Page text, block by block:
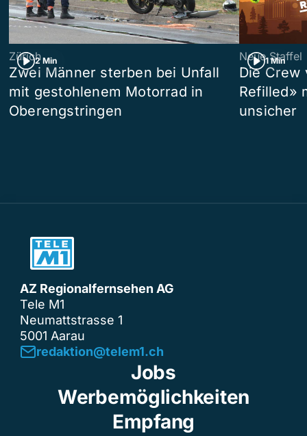
2 Min
Zürich
Zwei Männer sterben bei Unfall
mit gestohlenem Motorrad in
Oberengstringen
1 Min
Neue Staffel
Die Crew
Refilled»
unsicher
AZ Regionalfernsehen AG
Tele M1
Neumattstrasse 1
5001 Aarau
redaktion@telem1.ch
Jobs
Werbemöglichkeiten
Empfang